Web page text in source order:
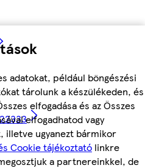
adatokat, például böngészési
tárolunk a készülékeden, és
elfogadása és az Összes
elfogadhatod vagy
illetve ugyanezt bármikor
Cookie tájékoztató linkre
a partnereinkkel, de